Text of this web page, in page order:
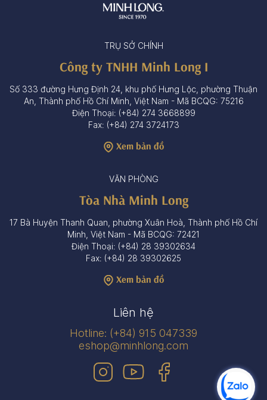
TRỤ SỞ CHÍNH
Công ty TNHH Minh Long I
Số 333 đường Hưng Định 24, khu phố Hưng Lộc, phường Thuận
An, Thành phố Hồ Chí Minh, Việt Nam - Mã BCQG: 75216
Điện Thoại: (+84) 274 3668899
Fax: (+84) 274 3724173
Xem bản đồ
VĂN PHÒNG
Tòa Nhà Minh Long
17 Bà Huyện Thanh Quan, phường Xuân Hoà, Thành phố Hồ Chí
Minh, Việt Nam - Mã BCQG: 72421
Điện Thoại: (+84) 28 39302634
Fax: (+84) 28 39302625
Xem bản đồ
Liên hệ
Hotline: (+84) 915 047339
eshop@minhlong.com